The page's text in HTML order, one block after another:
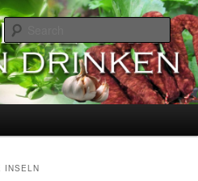
en Drinken
genoegens…
INSELN